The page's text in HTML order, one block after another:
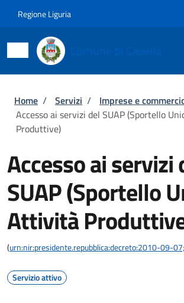
Regione Liguria
Briciole di pane
Home / Servizi / Imprese e
Accesso ai servizi del SUAP (Sportello
Produttive)
Accesso ai servizi
SUAP (Sportello
Attività
(urn:nir:presidente.repubblica:decreto:2010-09-
Servizio attivo